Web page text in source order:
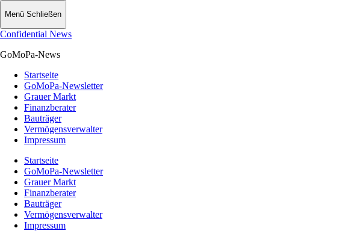
Menü Schließen
Confidential News
GoMoPa-News
Startseite
GoMoPa-Newsletter
Grauer Markt
Finanzberater
Bauträger
Vermögensverwalter
Impressum
Startseite
GoMoPa-Newsletter
Grauer Markt
Finanzberater
Bauträger
Vermögensverwalter
Impressum